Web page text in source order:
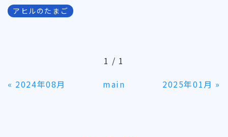
アヒルのたまご
1 / 1
« 2024年08月 main 2025年01月 »